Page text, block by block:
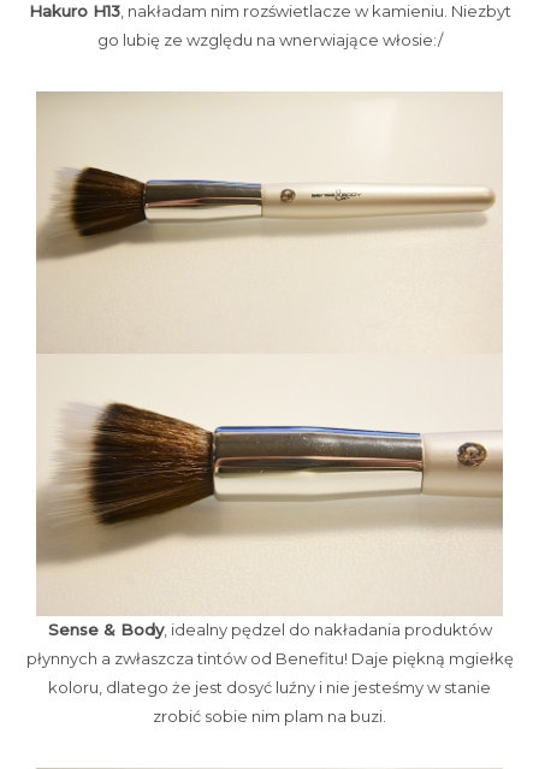
Hakuro H13, nakładam nim rozświetlacze w kamieniu. Niezbyt
go lubię ze względu na wnerwiające włosie:/
Sense & Body, idealny pędzel do nakładania produktów
płynnych a zwłaszcza tintów od Benefitu! Daje piękną mgiełkę
koloru, dlatego że jest dosyć luźny i nie jesteśmy w stanie
zrobić sobie nim plam na buzi.